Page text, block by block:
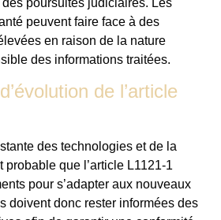
poursuites judiciaires. Les
peuvent faire face à des
en raison de la nature
des informations traitées.
de l’article
des technologies et de la
probable que l’article L1121-1
pour s’adapter aux nouveaux
doivent donc rester informées des